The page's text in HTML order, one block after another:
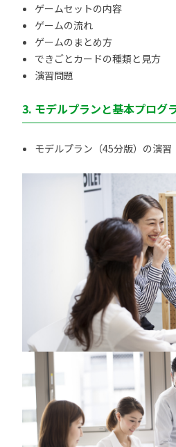
ゲームセットの内容
ゲームの流れ
ゲームのまとめ方
できごとカードの種類と見方
演習問題
3. モデルプランと基本プログ
モデルプラン（45分版）の演習